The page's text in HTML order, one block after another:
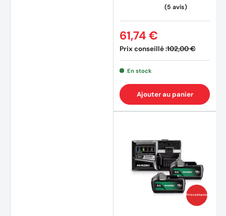
Prix conseillé :102,00 €
61,74 €
En stock
Ajouter au panier
Prix coûtants